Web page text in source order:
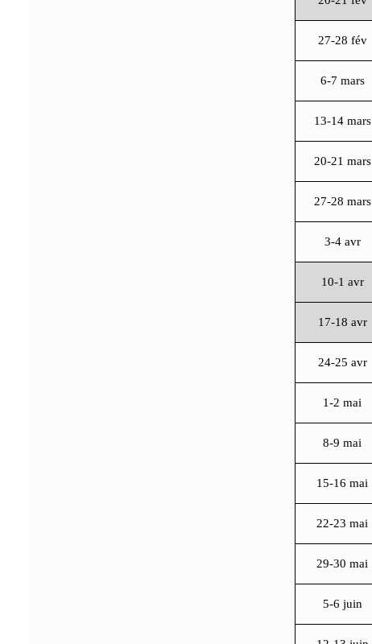
27-28 fév
6-7 mars
13-14 mars
20-21 mars
27-28 mars
3-4 avr
10-1 avr
17-18 avr
24-25 avr
1-2 mai
8-9 mai
15-16 mai
22-23 mai
29-30 mai
5-6 juin